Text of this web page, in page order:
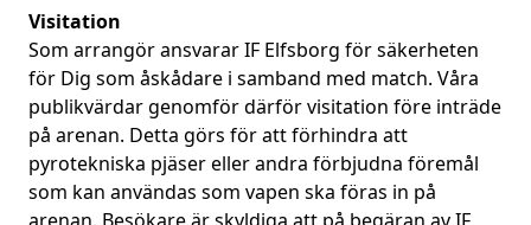
Visitation
Som arrangör ansvarar IF Elfsborg för säkerheten
för Dig som åskådare i samband med match. Våra
publikvärdar genomför därför visitation före inträde
på arenan. Detta görs för att förhindra att
pyrotekniska pjäser eller andra förbjudna föremål
som kan användas som vapen ska föras in på